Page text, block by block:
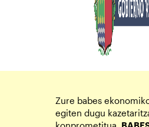
Zure babes
egiten dugu